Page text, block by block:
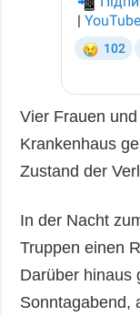
Vier Frauen
Krankenhaus
Zustand der
In der Nacht
Truppen einen
Darüber hinaus
Sonntagabend,